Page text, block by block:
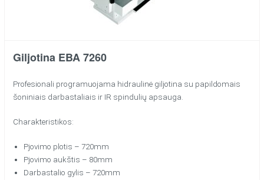
Giljotina EBA 7260
Profesionali programuojama hidraulinė giljotina su papildomais
šoniniais darbastaliais ir IR spindulių apsauga.
Charakteristikos:
Pjovimo plotis – 720mm
Pjovimo aukštis – 80mm
Darbastalio gylis – 720mm